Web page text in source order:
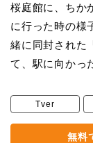
桜庭館に、ちか
に行った時の様
緒に同封された
て、駅に向かっ
Tver
無料